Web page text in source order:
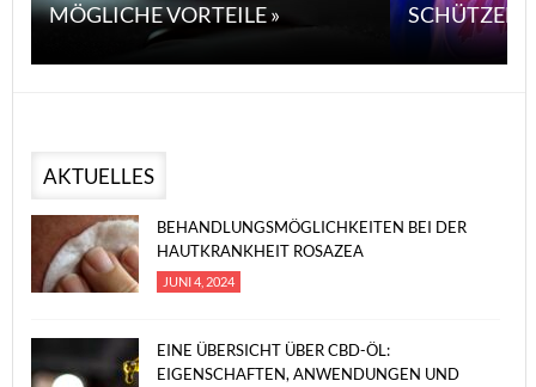
MÖGLICHE VORTEILE »
SCHÜTZEN
AKTUELLES
BEHANDLUNGSMÖGLICHKEITEN BEI DER
HAUTKRANKHEIT ROSAZEA
JUNI 4, 2024
EINE ÜBERSICHT ÜBER CBD-ÖL:
EIGENSCHAFTEN, ANWENDUNGEN UND